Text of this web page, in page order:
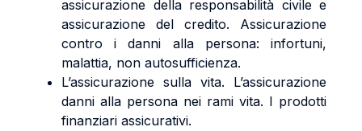
assicurazione della responsabilità civile e
assicurazione del credito. Assicurazione
contro i danni alla persona: infortuni,
malattia, non autosufficienza.
L’assicurazione sulla vita. L’assicurazione
danni alla persona nei rami vita. I prodotti
finanziari assicurativi.